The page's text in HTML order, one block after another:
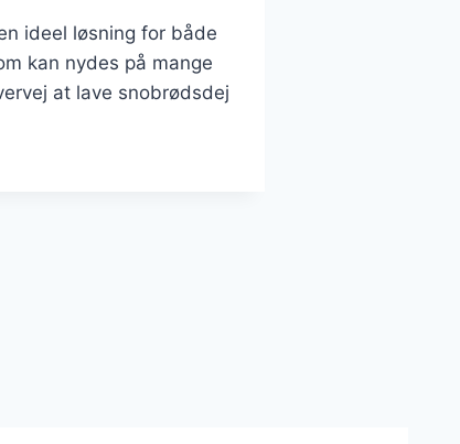
ideel løsning for både
kan nydes på mange
at lave snobrødsdej